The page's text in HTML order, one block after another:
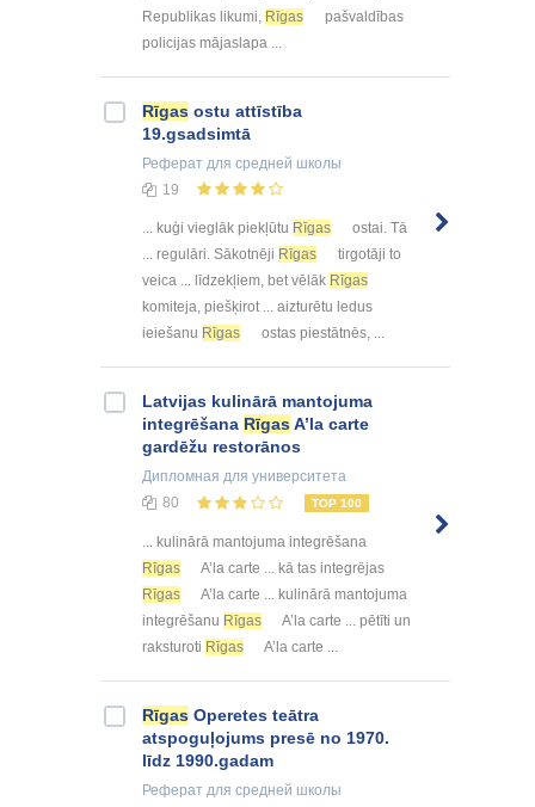
Republikas likumi, Rīgas
pašvaldības
policijas mājaslapa ...
Rīgas ostu attīstība
19.gsadsimtā
Реферат для средней школы
19
... kuģi vieglāk piekļūtu Rīgas
ostai. Tā
... regulāri. Sākotnēji Rīgas
tirgotāji to
veica ... līdzekļiem, bet vēlāk Rīgas
komiteja, piešķirot ... aizturētu ledus
ieiešanu Rīgas ostas piestātnēs, ...
Latvijas kulinārā mantojuma
integrēšana RīgasA’la carte
gardēžu restorānos
Дипломная для университета
80
TOP 100
... kulinārā mantojuma integrēšana
Rīgas
A’la carte ... kā tas integrējas
Rīgas
A’la carte ... kulinārā mantojuma
integrēšanu Rīgas
A’la carte ... pētīti un
raksturoti Rīgas A’la carte ...
Rīgas Operetes teātra
atspoguļojums presē no 1970.
līdz 1990.gadam
Реферат для средней школы